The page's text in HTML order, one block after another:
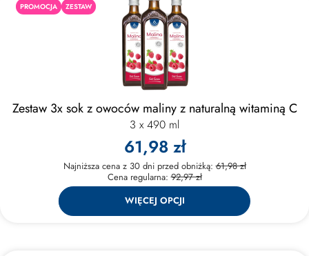
PROMOCJA ZESTAW
Zestaw 3x sok z owoców maliny z naturalną witaminą C
3 x 490 ml
61,98 zł
Najniższa cena z 30 dni przed obniżką:61,98 zł
Cena regularna:92,97 zł
WIĘCEJ OPCJI